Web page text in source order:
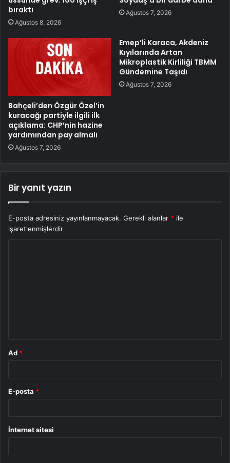
bıraktı
Ağustos 8, 2026
Ağustos 7, 2026
Bahçeli’den Özgür Özel’in
kuracağı partiyle ilgili ilk
açıklama: CHP’nin hazine
yardımından pay almalı
Ağustos 7, 2026
Emep’li Karaca, Akdeniz
Kıyılarında Artan
Mikroplastik Kirliliği TBMM
Gündemine Taşıdı
Ağustos 7, 2026
Bir yanıt yazın
E-posta adresiniz yayınlanmayacak. Gerekli alanlar * ile
işaretlenmişlerdir
Ad *
E-posta *
İnternet sitesi